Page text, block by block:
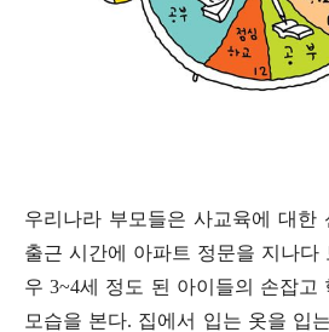
우리나라 부모들은 사교육에 대한
출근 시간에 아파트 정문을 지나다
우 3~4세 정도 된 아이들의 손잡고
모습을 본다. 집에서 입는 옷을 입